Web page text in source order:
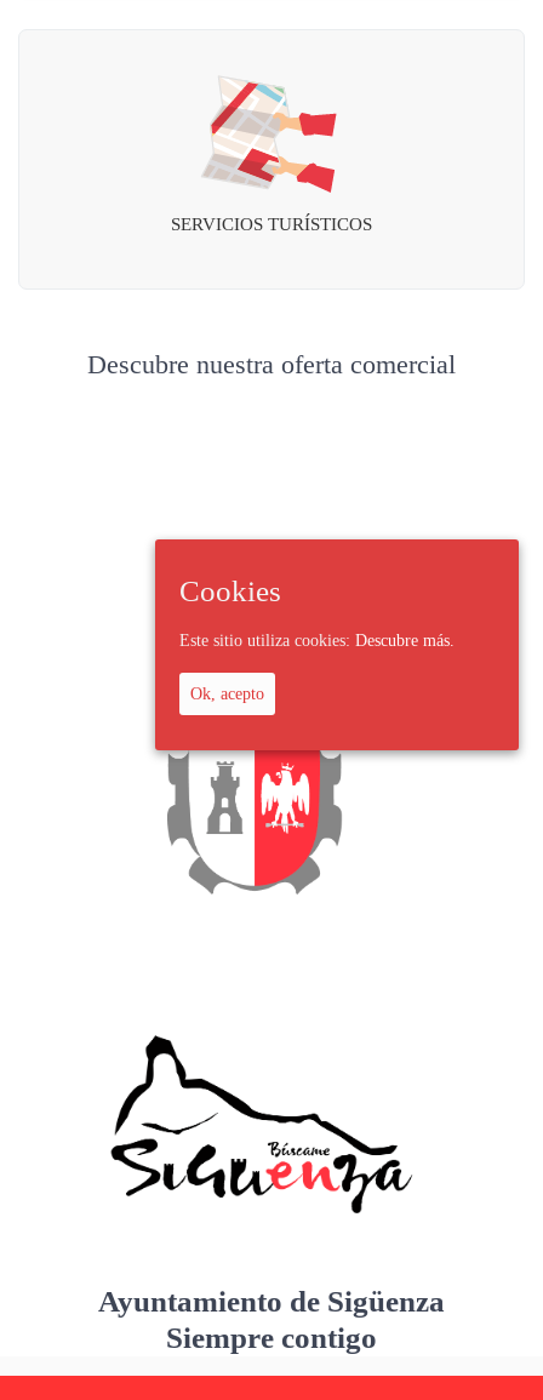
SERVICIOS TURÍSTICOS
Descubre nuestra oferta comercial
Ayuntamiento de Sigüenza
Siempre contigo
Cookies
Este sitio utiliza cookies: Descubre más.
Ok, acepto